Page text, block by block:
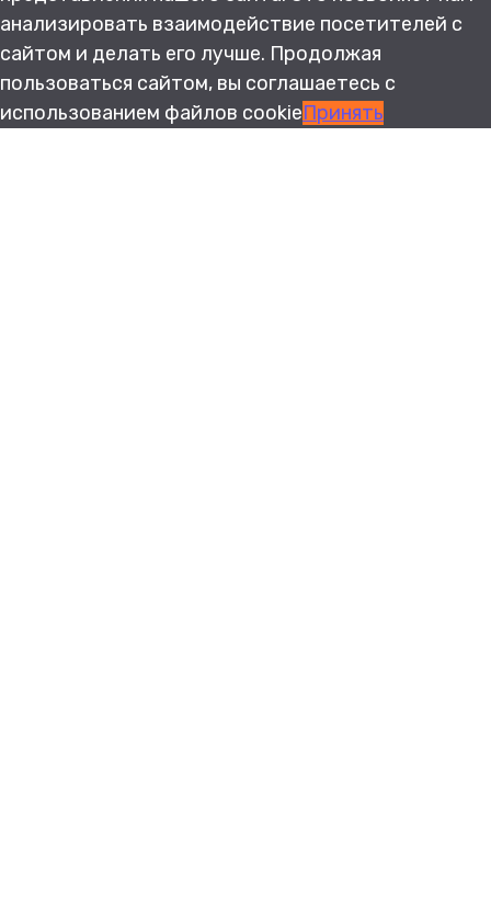
анализировать взаимодействие посетителей с
сайтом и делать его лучше. Продолжая
пользоваться сайтом, вы соглашаетесь с
использованием файлов cookieПринять